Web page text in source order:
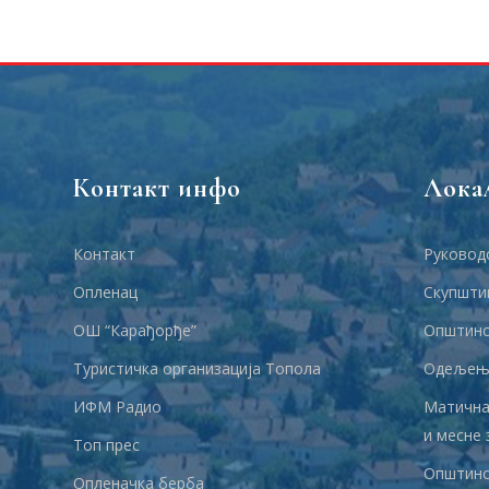
Контакт инфо
Контакт
Опленац
ОШ “Карађорђе”
Туристичка организација Топола
ИФМ Радио
Топ прес
Опленачка берба
и месне